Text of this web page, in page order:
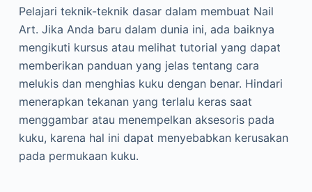
Pelajari teknik-teknik dasar dalam membuat Nail
Art. Jika Anda baru dalam dunia ini, ada baiknya
mengikuti kursus atau melihat tutorial yang dapat
memberikan panduan yang jelas tentang cara
melukis dan menghias kuku dengan benar. Hindari
menerapkan tekanan yang terlalu keras saat
menggambar atau menempelkan aksesoris pada
kuku, karena hal ini dapat menyebabkan kerusakan
pada permukaan kuku.